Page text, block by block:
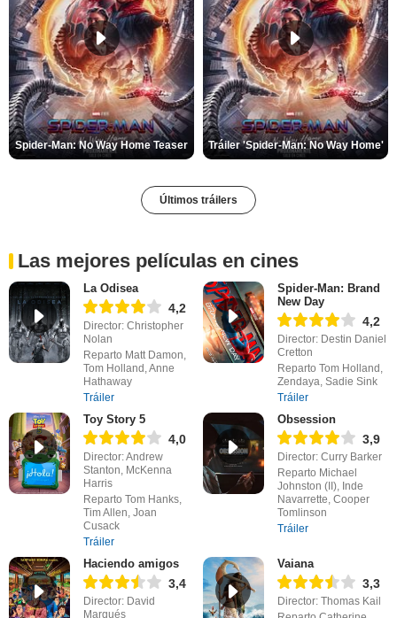
Spider-Man: No Way Home Teaser Tráiler 'Spider-Man: No Way Home'
Últimos tráilers
Las mejores películas en cines
La Odisea
4,2
Director: Christopher
Nolan
Reparto Matt Damon,
Tom Holland, Anne
Hathaway
Tráiler
Spider-Man: Brand
New Day
4,2
Director: Destin Daniel
Cretton
Reparto Tom Holland,
Zendaya, Sadie Sink
Tráiler
Toy Story 5
4,0
Director: Andrew
Stanton, McKenna
Harris
Reparto Tom Hanks,
Tim Allen, Joan
Cusack
Tráiler
Obsession
3,9
Director: Curry Barker
Reparto Michael
Johnston (II), Inde
Navarrette, Cooper
Tomlinson
Tráiler
Haciendo amigos
3,4
Director: David
Marqués
Vaiana
3,3
Director: Thomas Kail